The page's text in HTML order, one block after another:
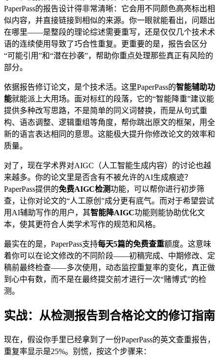
PaperPass的报告设计得非常清晰：它会用不同颜色高亮标出相
似内容，并直接链接到相似的来源。你一眼就能看出，问题出
在哪里——是整段的理论综述需要重写，还是仅仅几个技术术
语的连续使用导致了巧合性重复。更重要的是，报告会区分
“可能引用”和“潜在抄袭”，帮助你重点处理那些真正有风险的
部分。
依据报告修订论文，是个技术活。这里PaperPass的智能辅助功
能就能派上大用场。面对标红的段落，它的“智能降重”建议能
提供多种改写思路，不是简单的同义词替换，而是从句式重
构、语态调整、逻辑重组等角度，帮你跳出原文的框架，用全
新的语言表达相同的意思。这能极大提升你修改论文的效率和
质量。
对了，现在学术界对AIGC（人工智能生成内容）的讨论也越
来越多。你的论文里是否含有不被允许的AI生成痕迹？
PaperPass提供的免费AIGC检测功能，可以帮你进行初步筛
查，让你对论文的“人工原创”成分更有底气。而对于希望尝试
用AI辅助写作的用户，其智能降AIGC功能则能协助优化文
本，使其更符合人类学术写作的规范和风格。
最实在的是，PaperPass支持每天5篇的免费查重额度。这意味
着你可以在论文修改的不同阶段——初稿完成、中期修改、定
稿前最终检查——多次使用，动态监控重复率的变化，真正做
到心中有数，而不是在最终提交前才进行一次“赌博式”的检
测。
实战：从检测报告到合格论文的修订指南
现在，假设你手里已经拿到了一份PaperPass的英文查重报告，
重复率显示是25%。别慌，按这个步骤来：